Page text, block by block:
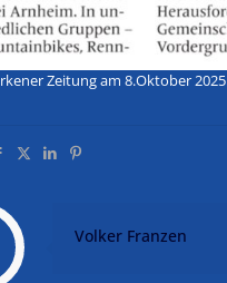
Zeitung am 8.Oktober 2025
Volker Franzen